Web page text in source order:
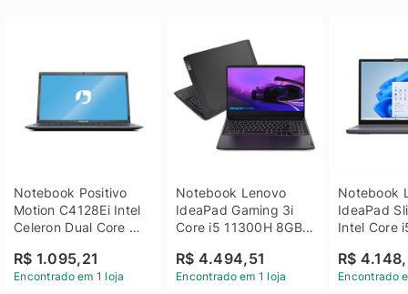
Notebook Positivo
Motion C4128Ei Intel
Celeron Dual Core
Linux 14 - 3002181
R$ 1.095,21
Encontrado em 1 loja
Notebook Lenovo
IdeaPad Gaming 3i
Core i5 11300H 8GB
GTX 1650 4GB 15.6
FHD Linux - Preto
R$ 4.494,51
Encontrado em 1 loja
Notebook
IdeaPad
Intel Core
SSD Win
R$
Encontrado